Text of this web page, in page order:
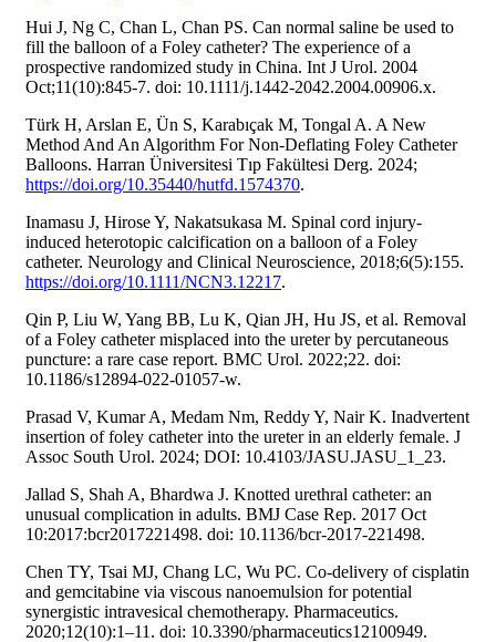
Hui J, Ng C, Chan L, Chan PS. Can normal saline be used to
fill the balloon of a Foley catheter? The experience of a
prospective randomized study in China. Int J Urol. 2004
Oct;11(10):845-7. doi: 10.1111/j.1442-2042.2004.00906.x.
Türk H, Arslan E, Ün S, Karabıçak M, Tongal A. A New
Method And An Algorithm For Non-Deflating Foley Catheter
Balloons. Harran Üniversitesi Tıp Fakültesi Derg. 2024;
https://doi.org/10.35440/hutfd.1574370.
Inamasu J, Hirose Y, Nakatsukasa M. Spinal cord injury-
induced heterotopic calcification on a balloon of a Foley
catheter. Neurology and Clinical Neuroscience, 2018;6(5):155.
https://doi.org/10.1111/NCN3.12217.
Qin P, Liu W, Yang BB, Lu K, Qian JH, Hu JS, et al. Removal
of a Foley catheter misplaced into the ureter by percutaneous
puncture: a rare case report. BMC Urol. 2022;22. doi:
10.1186/s12894-022-01057-w.
Prasad V, Kumar A, Medam Nm, Reddy Y, Nair K. Inadvertent
insertion of foley catheter into the ureter in an elderly female. J
Assoc South Urol. 2024; DOI: 10.4103/JASU.JASU_1_23.
Jallad S, Shah A, Bhardwa J. Knotted urethral catheter: an
unusual complication in adults. BMJ Case Rep. 2017 Oct
10:2017:bcr2017221498. doi: 10.1136/bcr-2017-221498.
Chen TY, Tsai MJ, Chang LC, Wu PC. Co-delivery of cisplatin
and gemcitabine via viscous nanoemulsion for potential
synergistic intravesical chemotherapy. Pharmaceutics.
2020;12(10):1–11. doi: 10.3390/pharmaceutics12100949.